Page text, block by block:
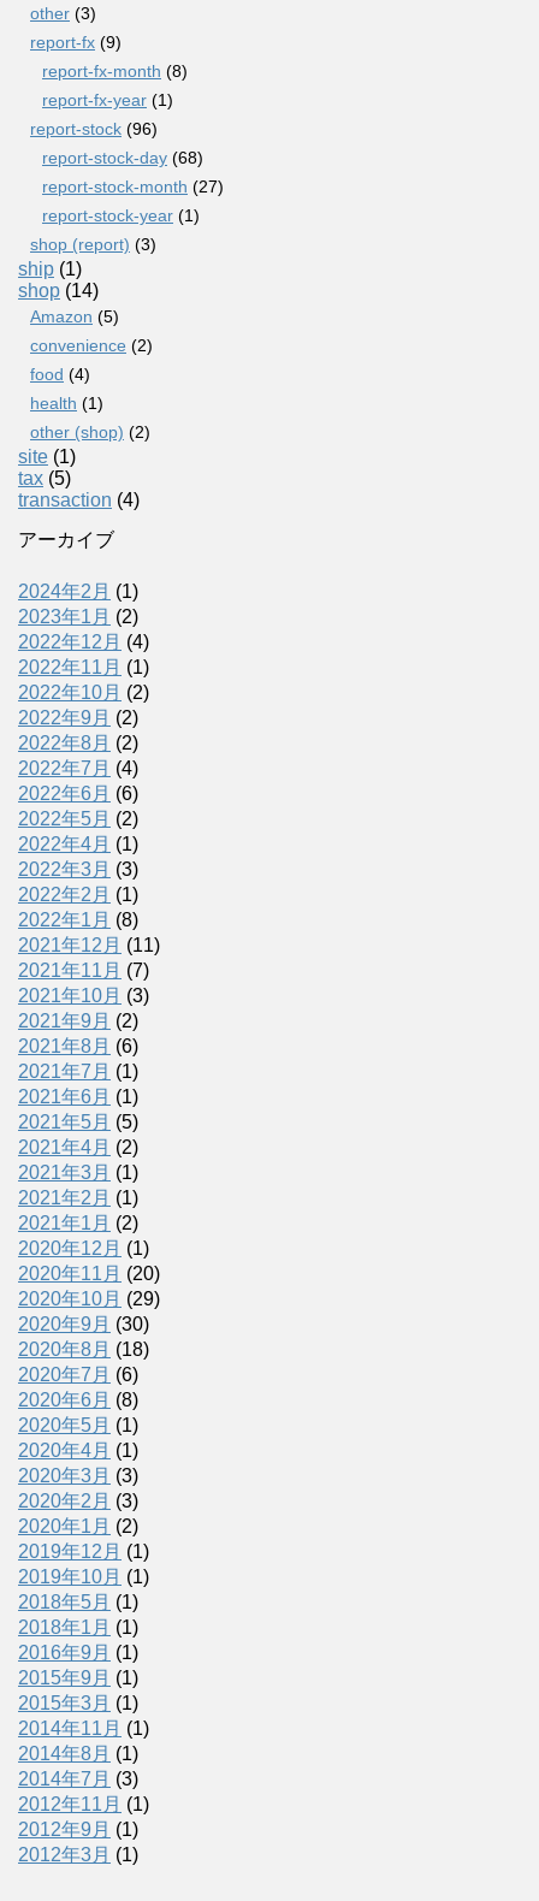
other (3)
report-fx (9)
report-fx-month (8)
report-fx-year (1)
report-stock (96)
report-stock-day (68)
report-stock-month (27)
report-stock-year (1)
shop (report) (3)
ship (1)
shop (14)
Amazon (5)
convenience (2)
food (4)
health (1)
other (shop) (2)
site (1)
tax (5)
transaction (4)
アーカイブ
2024年2月 (1)
2023年1月 (2)
2022年12月 (4)
2022年11月 (1)
2022年10月 (2)
2022年9月 (2)
2022年8月 (2)
2022年7月 (4)
2022年6月 (6)
2022年5月 (2)
2022年4月 (1)
2022年3月 (3)
2022年2月 (1)
2022年1月 (8)
2021年12月 (11)
2021年11月 (7)
2021年10月 (3)
2021年9月 (2)
2021年8月 (6)
2021年7月 (1)
2021年6月 (1)
2021年5月 (5)
2021年4月 (2)
2021年3月 (1)
2021年2月 (1)
2021年1月 (2)
2020年12月 (1)
2020年11月 (20)
2020年10月 (29)
2020年9月 (30)
2020年8月 (18)
2020年7月 (6)
2020年6月 (8)
2020年5月 (1)
2020年4月 (1)
2020年3月 (3)
2020年2月 (3)
2020年1月 (2)
2019年12月 (1)
2019年10月 (1)
2018年5月 (1)
2018年1月 (1)
2016年9月 (1)
2015年9月 (1)
2015年3月 (1)
2014年11月 (1)
2014年8月 (1)
2014年7月 (3)
2012年11月 (1)
2012年9月 (1)
2012年3月 (1)